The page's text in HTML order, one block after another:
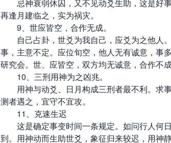
忌神衰弱休囚，又不见动爻生助，这是好事
再逢月建临之，实为祸灾。
9、世应皆空，合作无成。
自己占卦，世爻为我自己，应爻为之他人
事，主意不定。应位旬空，他人无有诚意，事
研究会。世、应皆空，双方均无诚意，合作不
10、三刑用神为之凶兆。
用神与动爻、日月构成三刑者最不利。求事
测者遇之，宜守不宜攻。
11、克速生迟
这是确定事变时间一条规定。如问行人何
到。用神动而生助世爻，象征归来较迟，用神